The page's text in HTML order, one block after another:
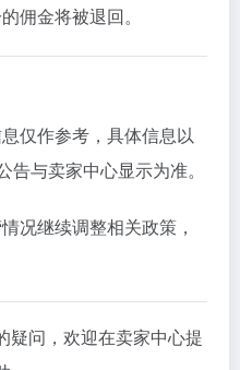
的佣金将被退回。
仅作参考， 具体信息以
告与卖家中心显示为准。
情况继续调整相关政策，
疑问， 欢迎在卖家中心提